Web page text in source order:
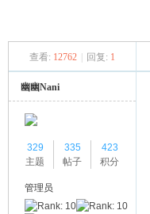
› ›
查看: 12762 回复: 1
幽幽Nani
329
主题
335
帖子
423
积分
管理员